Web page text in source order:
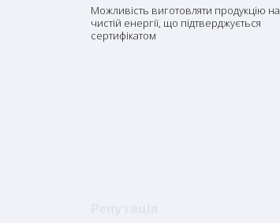
Можливість виготовляти продукцію на
чистій енергії, що підтверджується
сертифікатом